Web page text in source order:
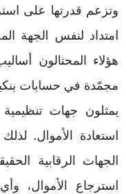
وتزعم قدرتها على
امتداد لنفس الجهة
هؤلاء المحتالون
مجمّدة في حسابات
يمثلون جهات
استعادة الأموال.
الجهات الرقابية
استرجاع الأموال،